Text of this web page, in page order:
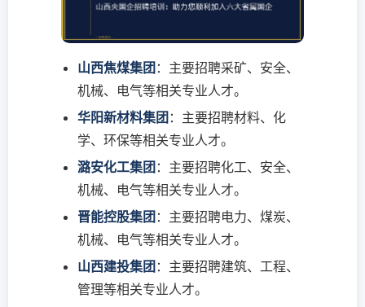
山西焦煤集团 ：主要招聘采矿、安全、
机械、电气等相关专业人才。
华阳新材料集团 ：主要招聘材料、化
学、环保等相关专业人才。
潞安化工集团 ：主要招聘化工、安全、
机械、电气等相关专业人才。
晋能控股集团 ：主要招聘电力、煤炭、
机械、电气等相关专业人才。
山西建投集团 ：主要招聘建筑、工程、
管理等相关专业人才。